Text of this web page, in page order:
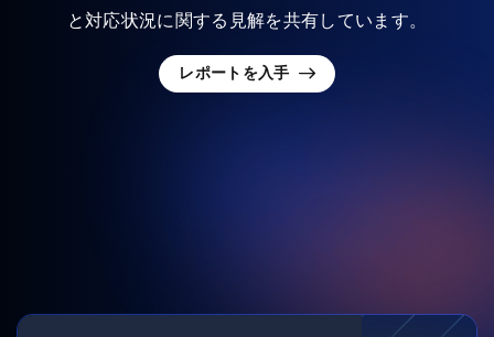
と対応状況に関する見解を共有しています。
レポートを入手